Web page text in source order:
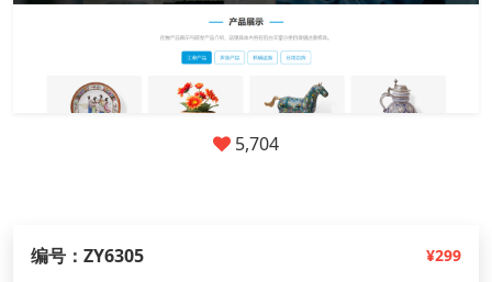
5,704
编号：ZY6305 ¥299